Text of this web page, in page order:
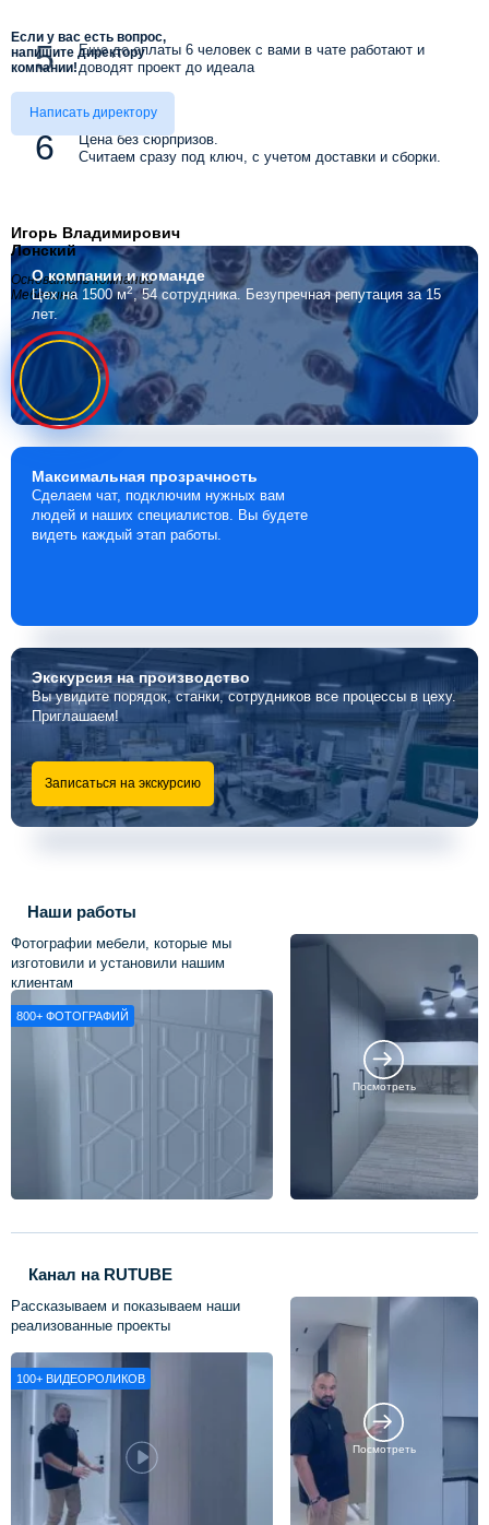
Еще до оплаты 6 человек с вами в чате работают и
доводят проект до идеала
Цена без сюрпризов.
Считаем сразу под ключ, с учетом доставки и сборки.
Если у вас есть вопрос,
напишите директору
компании!
Написать директору
Игорь Владимирович
Лонский
Основатель компании
Мебелино
О компаниии команде
Цех на 1500 м2, 54 сотрудника. Безупречная репутация за 15
лет.
Максимальная прозрачность
Сделаем чат, подключим нужных вам
людей и наших специалистов. Вы будете
видеть каждый этап работы.
Экскурсияна производство
Вы увидите порядок, станки, сотрудников все процессы в цеху.
Приглашаем!
Записаться на экскурсию
Наши работы
Фотографии мебели, которые мы
изготовили и установили нашим
клиентам
800+ ФОТОГРАФИЙ
Посмотреть
Канал на RUTUBE
Рассказываем и показываем наши
реализованные проекты
100+ ВИДЕОРОЛИКОВ
Посмотреть